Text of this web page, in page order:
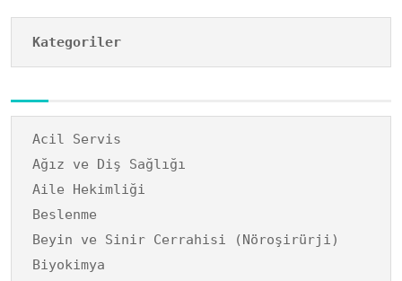
Kategoriler
Acil Servis
Ağız ve Diş Sağlığı
Aile Hekimliği
Beslenme
Beyin ve Sinir Cerrahisi (Nöroşirürji)
Biyokimya